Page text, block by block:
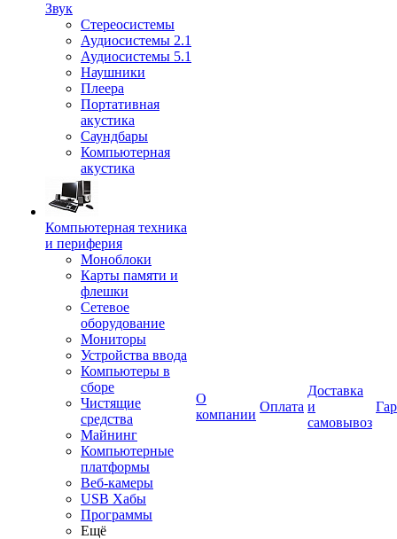
Звук
Стереосистемы
Аудиосистемы 2.1
Аудиосистемы 5.1
Наушники
Плеера
Портативная
акустика
Саундбары
Компьютерная
акустика
Компьютерная техника
и периферия
Моноблоки
Карты памяти и
флешки
Сетевое
оборудование
Мониторы
Устройства ввода
Компьютеры в
сборе
Чистящие
средства
Майнинг
Компьютерные
платформы
Веб-камеры
USB Хабы
Программы
Ещё
О
компании
Оплата
Доставка
и
самовывоз